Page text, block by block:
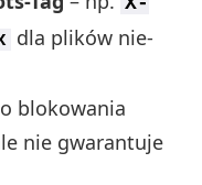
dla plików nie-
blokowania
nie gwarantuje